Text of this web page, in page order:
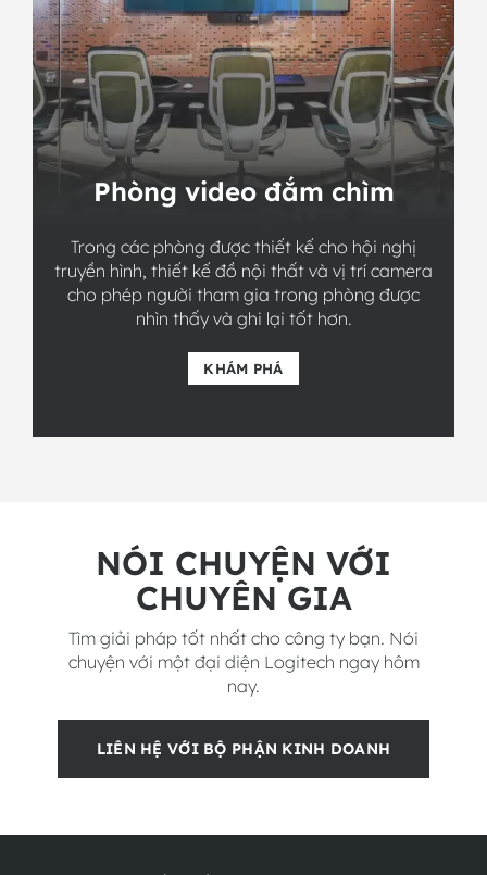
Phòng video đắm chìm
Trong các phòng được thiết kế cho hội nghị
truyền hình, thiết kế đồ nội thất và vị trí camera
cho phép người tham gia trong phòng được
nhìn thấy và ghi lại tốt hơn.
KHÁM PHÁ
NÓI CHUYỆN VỚI
CHUYÊN GIA
Tìm giải pháp tốt nhất cho công ty bạn. Nói
chuyện với một đại diện Logitech ngay hôm
nay.
LIÊN HỆ VỚI BỘ PHẬN KINH DOANH